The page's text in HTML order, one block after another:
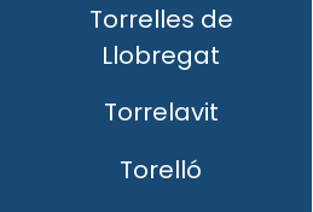
Torrelles de
Llobregat
Torrelavit
Torelló